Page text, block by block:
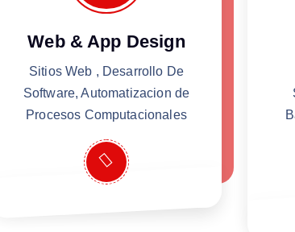
Web & App Design
Sitios Web , Desarrollo De
Software, Automatizacion de
Procesos Computacionales